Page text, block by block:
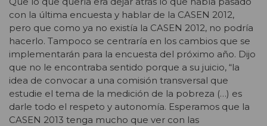
con la última encuesta y hablar de la CASEN 2012,
pero que como ya no existía la CASEN 2012, no podría
hacerlo. Tampoco se centraría en los cambios que se
implementarán para la encuesta del próximo año. Dijo
que no le encontraba sentido porque a su juicio, “la
idea de convocar a una comisión transversal que
estudie el tema de la medición de la pobreza (…) es
darle todo el respeto y autonomía. Esperamos que la
CASEN 2013 tenga mucho que ver con las